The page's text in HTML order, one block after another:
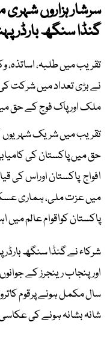
سرشار ہزاروں
گنڈا سنگھ بارڈر
تقریب میں طلبہ، اساتذہ،
نے بڑی تعداد میں شرکت
ملک اور پاک فوج کے حق
تقریب میں شریک شہریوں
حق میں پاکستان کی
افواج پاکستان اوراس کی
میں عزت ملی، ہماری
پاکستان کواقوام عالم
شرکاء نے گنڈا سنگھ بارڈر
اورپنجاب رینجرز کے
سال مکمل ہونے پرقوم
شانہ بشانہ ہونے کی